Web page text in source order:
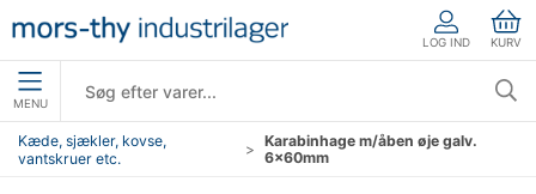
LOG IND KURV
MENU
Kæde, sjækler, kovse,
vantskruer etc.
Karabinhage m/åben øje galv.
6×60mm